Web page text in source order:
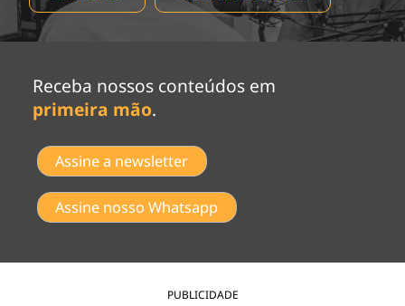
Receba nossos conteúdos em
primeira mão.
Assine a newsletter
Assine nosso Whatsapp
PUBLICIDADE